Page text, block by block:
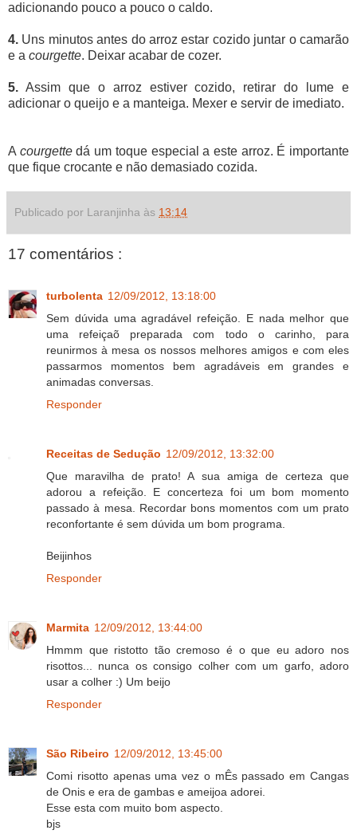
adicionando pouco a pouco o caldo.
4. Uns minutos antes do arroz estar cozido juntar o camarão
e a courgette. Deixar acabar de cozer.
5. Assim que o arroz estiver cozido, retirar do lume e
adicionar o queijo e a manteiga. Mexer e servir de imediato.
A courgettedá um toque especial a este arroz. É importante
que fique crocante e não demasiado cozida.
Publicado por Laranjinha às 13:14
17 comentários :
turbolenta 12/09/2012, 13:18:00
Sem dúvida uma agradável refeição. E nada melhor que
uma refeiçaõ preparada com todo o carinho, para
reunirmos à mesa os nossos melhores amigos e com eles
passarmos momentos bem agradáveis em grandes e
animadas conversas.
Responder
Receitas de Sedução 12/09/2012, 13:32:00
Que maravilha de prato! A sua amiga de certeza que
adorou a refeição. E concerteza foi um bom momento
passado à mesa. Recordar bons momentos com um prato
reconfortante é sem dúvida um bom programa.
Beijinhos
Responder
Marmita 12/09/2012, 13:44:00
Hmmm que ristotto tão cremoso é o que eu adoro nos
risottos... nunca os consigo colher com um garfo, adoro
usar a colher :) Um beijo
Responder
São Ribeiro 12/09/2012, 13:45:00
Comi risotto apenas uma vez o mÊs passado em Cangas
de Onis e era de gambas e ameijoa adorei.
Esse esta com muito bom aspecto.
bjs